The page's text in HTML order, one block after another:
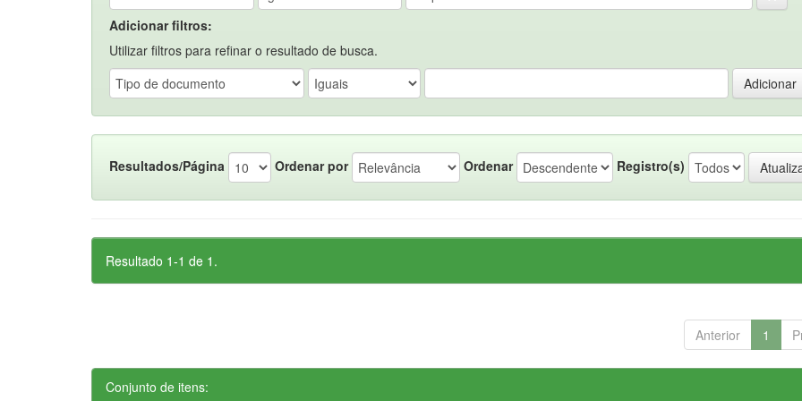
Adicionar filtros:
Utilizar filtros para refinar o resultado de busca.
Resultados/Página Ordenar por Ordenar Registro(s)
Resultado 1-1 de 1.
Anterior 1
Conjunto de itens: